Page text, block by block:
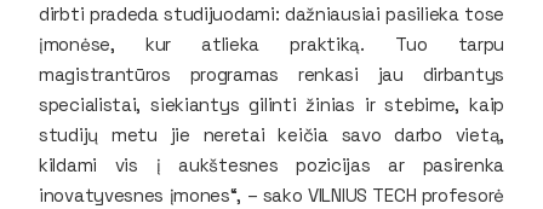
dirbti pradeda studijuodami: dažniausiai pasilieka tose
įmonėse, kur atlieka praktiką. Tuo tarpu
magistrantūros programas renkasi jau dirbantys
specialistai, siekiantys gilinti žinias ir stebime, kaip
studijų metu jie neretai keičia savo darbo vietą,
kildami vis į aukštesnes pozicijas ar pasirenka
inovatyvesnes įmones“, – sako VILNIUS TECH profesorė